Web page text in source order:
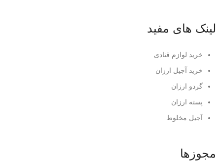
لینک های مفید
خرید لوازم قنادی
خرید آجیل ارزان
گردو ارزان
پسته ارزان
آجیل مخلوط
مجوزها